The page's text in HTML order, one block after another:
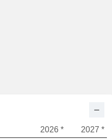
2026 *
2027 *